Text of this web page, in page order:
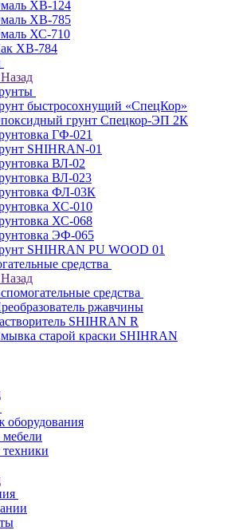
ХВ-124
ХВ-785
ХС-710
ХВ-784
Назад
быстросохнущий «СпецКор»
грунт Спецкор-ЭП 2К
ГФ-021
SHIHRAN-01
ВЛ-02
ВЛ-023
ФЛ-03К
ХС-010
ХС-068
ЭФ-065
SHIHRAN PU WOOD 01
средства
Назад
средства
ржавчины
SHIHRAN R
старой краски SHIHRAN
оборудования